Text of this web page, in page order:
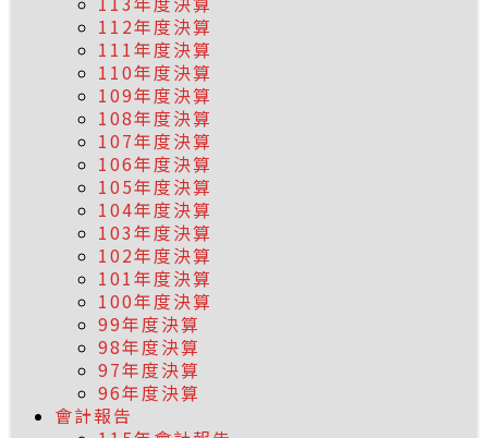
112年度決算
111年度決算
110年度決算
109年度決算
108年度決算
107年度決算
106年度決算
105年度決算
104年度決算
103年度決算
102年度決算
101年度決算
100年度決算
99年度決算
98年度決算
97年度決算
96年度決算
會計報告